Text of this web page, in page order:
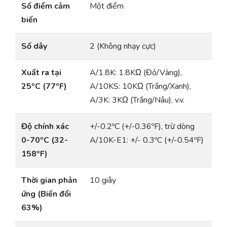
Số điểm cảm
biến
Một điểm
Số dây 2 (Không nhạy cực)
Xuất ra tại
25ºC (77ºF)
A/1.8K: 1.8KΩ (Đỏ/Vàng),
A/10KS: 10KΩ (Trắng/Xanh),
A/3K: 3KΩ (Trắng/Nâu), v.v.
Độ chính xác
0-70ºC (32-
158ºF)
+/-0.2ºC (+/-0.36ºF), trừ dòng
A/10K-E1: +/- 0.3ºC (+/-0.54ºF)
Thời gian phản
ứng (Biến đổi
63%)
10 giây